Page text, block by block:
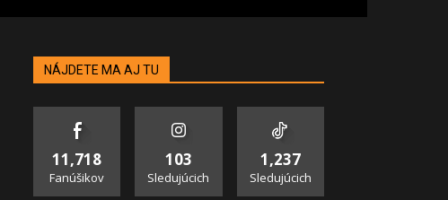
NÁJDETE MA AJ TU
11,718
Fanúšikov
103
Sledujúcich
1,237
Sledujúcich